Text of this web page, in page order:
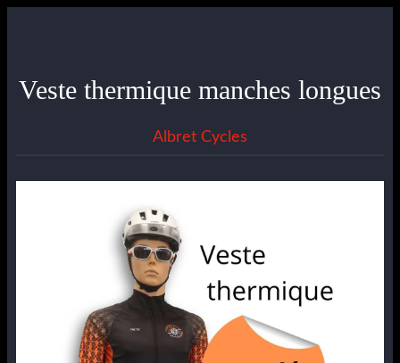
Veste thermique manches longues
Albret Cycles